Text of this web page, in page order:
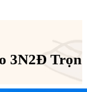
3N2Đ Trọn